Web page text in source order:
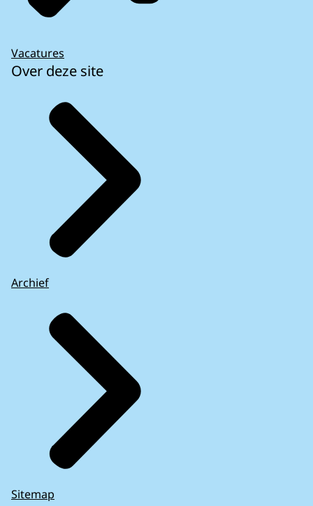
Vacatures
Over deze site
Archief
Sitemap